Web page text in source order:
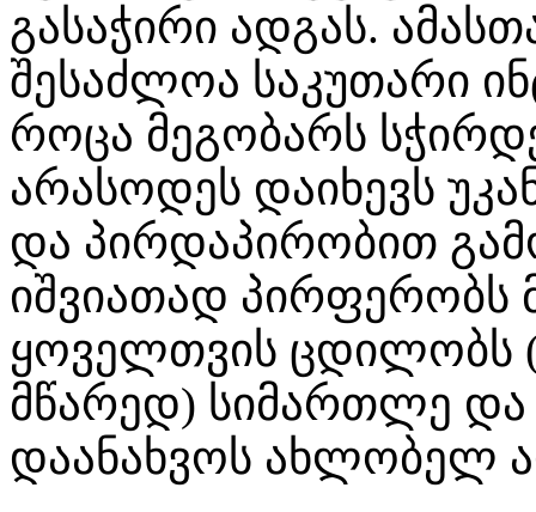
გასაჭირი ადგას.
შესაძლოა საკუთარი
როცა მეგობარს
არასოდეს დაიხევს
და პირდაპირობით
იშვიათად პირფერობს
ყოველთვის ცდილობს
მწარედ) სიმართლე და
დაანახვოს ახლობელ